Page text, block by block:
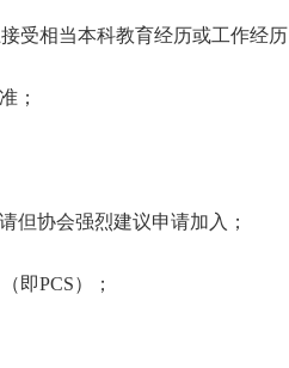
受相当本科教育经历或工作经历
；
协会强烈建议申请加入；
PCS）；